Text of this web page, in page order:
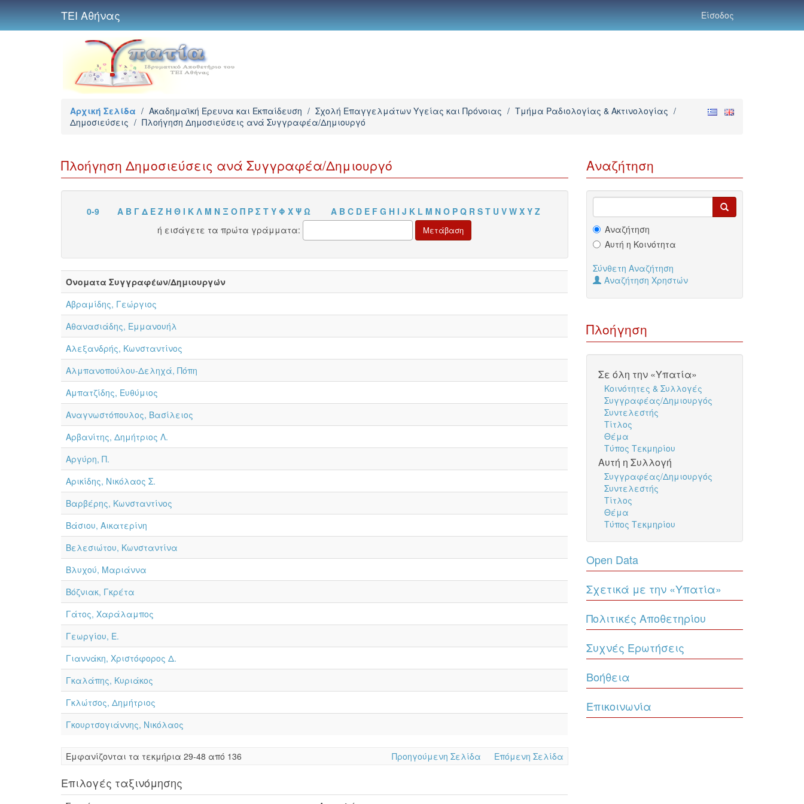
ΤΕΙ Αθήνας Είσοδος
Αρχική Σελίδα / Ακαδημαϊκή Έρευνα και Εκπαίδευση / Σχολή Επαγγελμάτων Υγείας και Πρόνοιας / Τμήμα Ραδιολογίας & Ακτινολογίας /
Δημοσιεύσεις / Πλοήγηση Δημοσιεύσεις ανά Συγγραφέα/Δημιουργό
Πλοήγηση Δημοσιεύσεις ανά Συγγραφέα/Δημιουργό
0-9 Α Β Γ Δ Ε Ζ Η Θ Ι Κ Λ Μ Ν Ξ Ο Π Ρ Σ Τ Υ Φ Χ Ψ Ω A B C D E F G H I J K L M N O P Q R S T U V W X Y Z
ή εισάγετε τα πρώτα γράμματα:
Όνοματα Συγγραφέων/Δημιουργών
Αβραμίδης, Γεώργιος
Αθανασιάδης, Εμμανουήλ
Αλεξανδρής, Κωνσταντίνος
Αλμπανοπούλου-Δεληχά, Πόπη
Αμπατζίδης, Ευθύμιος
Αναγνωστόπουλος, Βασίλειος
Αρβανίτης, Δημήτριος Λ.
Αργύρη, Π.
Αρικίδης, Νικόλαος Σ.
Βαρβέρης, Κωνσταντίνος
Βάσιου, Αικατερίνη
Βελεσιώτου, Κωνσταντίνα
Βλυχού, Μαριάννα
Βόζνιακ, Γκρέτα
Γάτος, Χαράλαμπος
Γεωργίου, Ε.
Γιαννάκη, Χριστόφορος Δ.
Γκαλάπης, Κυριάκος
Γκλώτσος, Δημήτριος
Γκουρτσογιάννης, Νικόλαος
Eμφανίζονται τα τεκμήρια 29-48 από 136 Προηγούμενη Σελίδα Επόμενη Σελίδα
Επιλογές ταξινόμησης
Αναζήτηση
Αναζήτηση
Αυτή η Κοινότητα
Σύνθετη Αναζήτηση
Αναζήτηση Χρηστών
Πλοήγηση
Σε όλη την «Υπατία»
Κοινότητες & Συλλογές
Συγγραφέας/Δημιουργός
Συντελεστής
Τίτλος
Θέμα
Τύπος Τεκμηρίου
Αυτή η Συλλογή
Συγγραφέας/Δημιουργός
Συντελεστής
Τίτλος
Θέμα
Τύπος Τεκμηρίου
Open Data
Σχετικά με την «Υπατία»
Πολιτικές Αποθετηρίου
Συχνές Ερωτήσεις
Βοήθεια
Επικοινωνία